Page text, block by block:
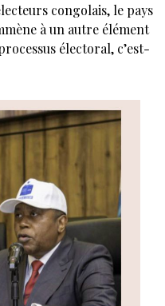
congolais, le pays
à un autre élément
électoral, c’est-